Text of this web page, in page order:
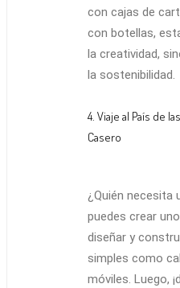
con cajas de
con botellas,
la creatividad,
la sostenibilidad.
4. Viaje al País de
Casero
¿Quién necesita
puedes crear
diseñar y
simples como
móviles. Luego,